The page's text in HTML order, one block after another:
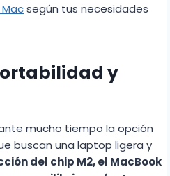
según tus necesidades
y
mucho tiempo la opción
buscan una laptop ligera y
del chip M2, el MacBook